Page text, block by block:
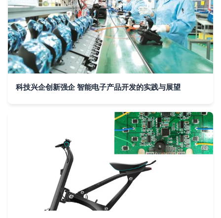
科技兴企创新强企 智能电子产品开发的实践与展望